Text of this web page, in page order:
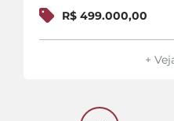
R$ 499.000,00
+